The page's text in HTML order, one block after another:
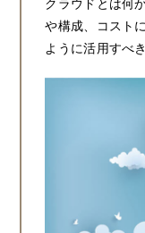
クラウドとは何
や構成、コスト
ように活用すべ